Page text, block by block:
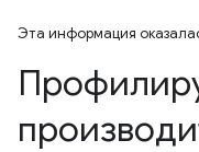
Эта информация